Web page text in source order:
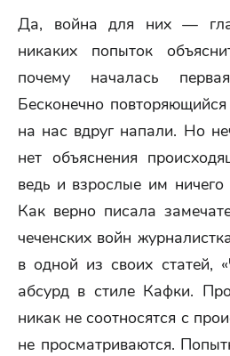
Да, война для них —
никаких попыток
почему началась
Бесконечно
на нас вдруг напали. Но
нет объяснения
ведь и взрослые им ничего
Как верно писала
чеченских войн
в одной из своих статей,
абсурд в стиле Кафки.
никак не соотносятся с
не просматриваются.